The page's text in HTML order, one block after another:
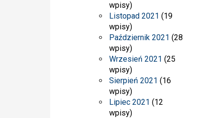
wpisy)
Listopad 2021 (19
wpisy)
Październik 2021 (28
wpisy)
Wrzesień 2021 (25
wpisy)
Sierpień 2021 (16
wpisy)
Lipiec 2021 (12
wpisy)